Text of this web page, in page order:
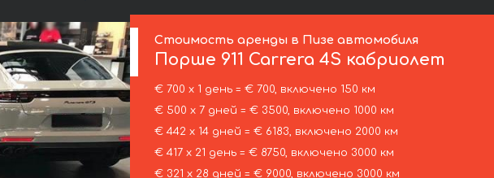
Стоимость аренды в Пизе автомобиля
Порше 911 Carrera 4S кабриолет
€ 700 х 1 день = € 700, включено 150 км
€ 500 х 7 дней = € 3500, включено 1000 км
€ 442 х 14 дней = € 6183, включено 2000 км
€ 417 х 21 день = € 8750, включено 3000 км
€ 321 х 28 дней = € 9000, включено 3000 км